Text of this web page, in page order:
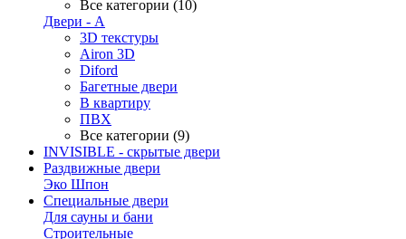
Все категории (10)
Двери - А
3D текстуры
Airon 3D
Diford
Багетные двери
В квартиру
ПВХ
Все категории (9)
INVISIBLE - скрытые двери
Раздвижные двери
Эко Шпон
Специальные двери
Для сауны и бани
Строительные